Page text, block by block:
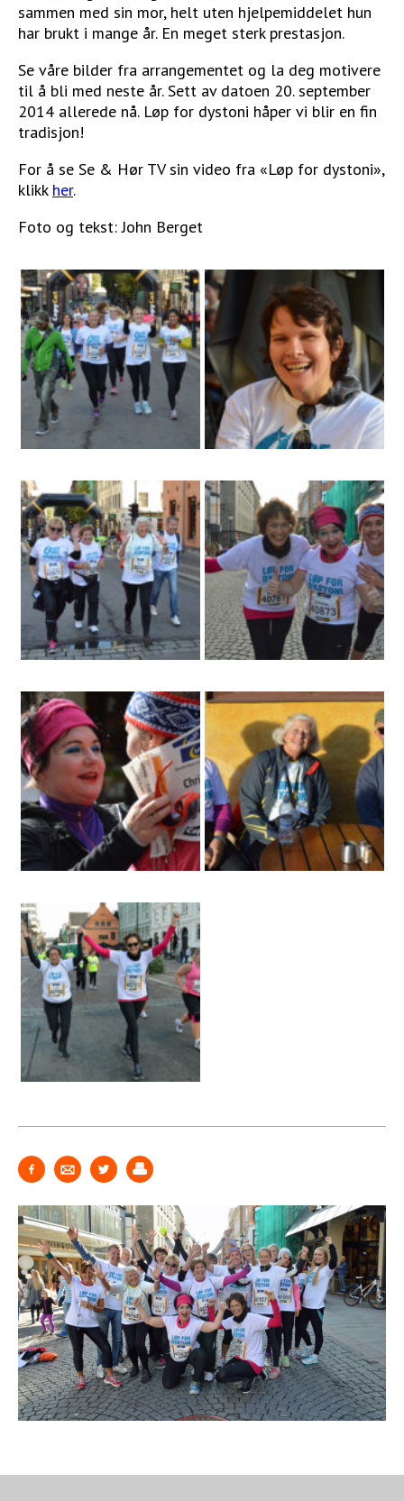
sammen med sin mor, helt uten hjelpemiddelet hun
har brukt i mange år. En meget sterk prestasjon.
Se våre bilder fra arrangementet og la deg motivere
til å bli med neste år. Sett av datoen 20. september
2014 allerede nå. Løp for dystoni håper vi blir en fin
tradisjon!
For å se Se & Hør TV sin video fra «Løp for dystoni»,
klikk her.
Foto og tekst: John Berget